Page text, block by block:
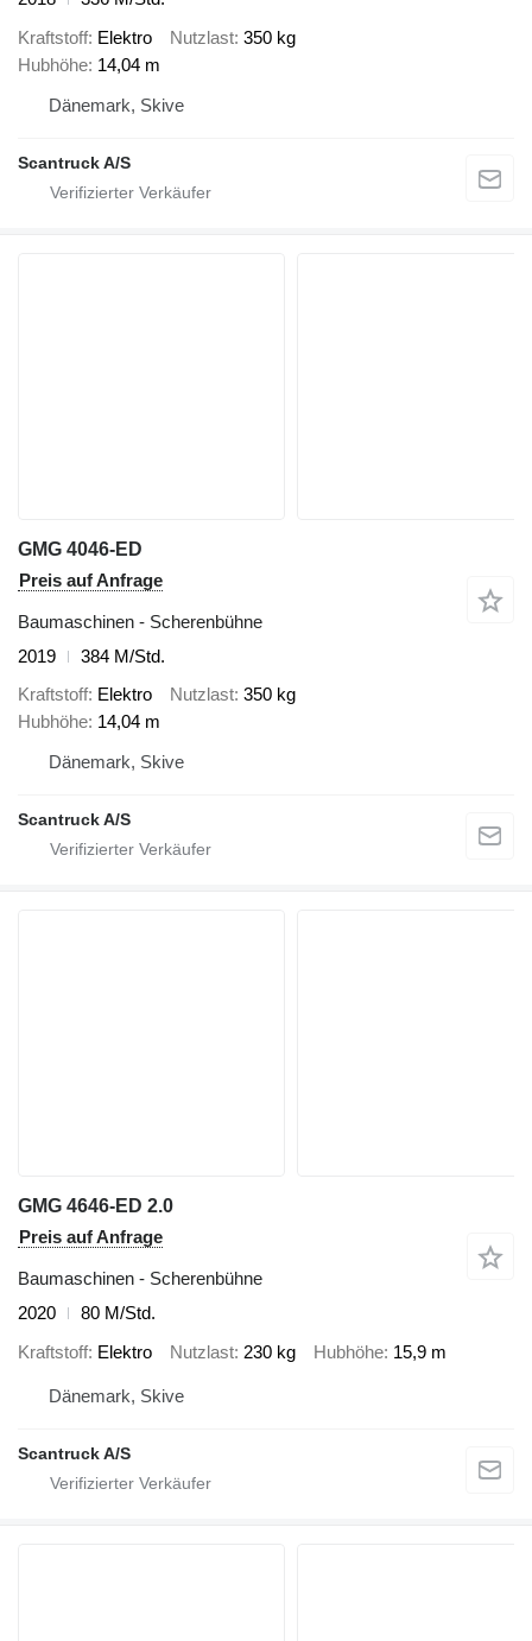
Kraftstoff Elektro Nutzlast 350 kg
Hubhöhe 14,04 m
Dänemark, Skive
Scantruck A/S
GMG 4046-ED
Preis auf Anfrage
Baumaschinen - Scherenbühne
2019
384 M/Std.
Kraftstoff Elektro Nutzlast 350 kg
Hubhöhe 14,04 m
Dänemark, Skive
Scantruck A/S
GMG 4646-ED 2.0
Preis auf Anfrage
Baumaschinen - Scherenbühne
2020
80 M/Std.
Kraftstoff Elektro Nutzlast 230 kg Hubhöhe 15,9 m
Dänemark, Skive
Scantruck A/S